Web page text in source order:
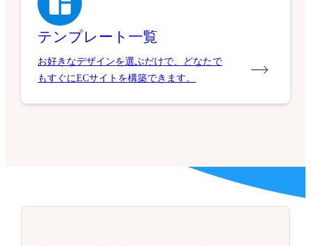
テンプレート一覧
お好きなデザインを選ぶだけで、どなたで
もすぐにECサイトを構築できます。